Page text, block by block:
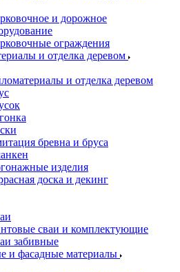
и дорожное
ограждения
и отделка деревом
и отделка деревом
бревна и бруса
изделия
доска и декинг
сваи и комплектующие
забивные
и фасадные материалы